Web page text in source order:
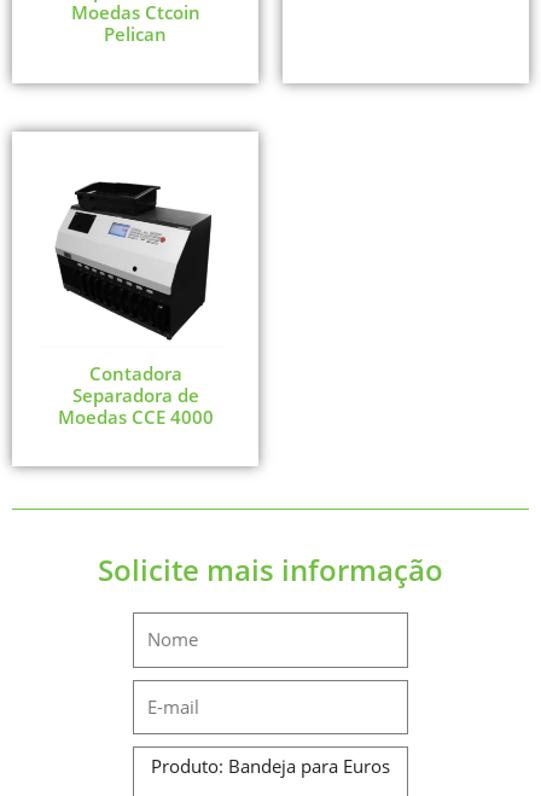
Moedas Ctcoin
Pelican
Contadora
Separadora de
Moedas CCE 4000
Solicite mais informação
Name
Message